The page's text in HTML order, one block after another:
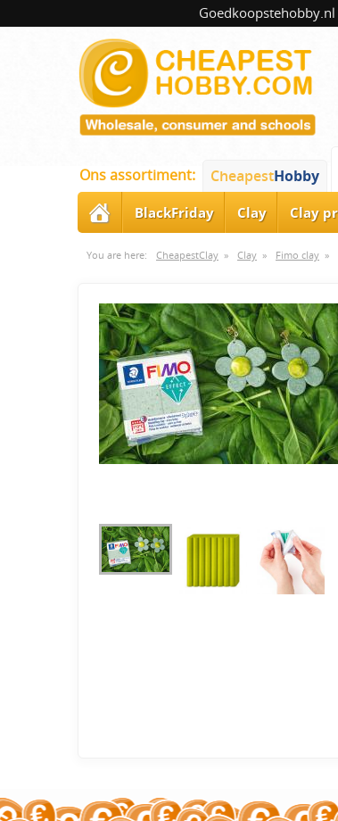
Ons assortiment: CheapestHobby
BlackFriday Clay Clay
You are here: CheapestClay » Clay » Fimo clay »